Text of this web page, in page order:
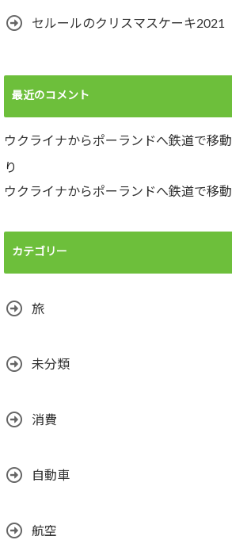
セルールのクリスマスケーキ2021
最近のコメント
ウクライナからポーランドへ鉄道で移動
り
ウクライナからポーランドへ鉄道で移動
カテゴリー
旅
未分類
消費
自動車
航空